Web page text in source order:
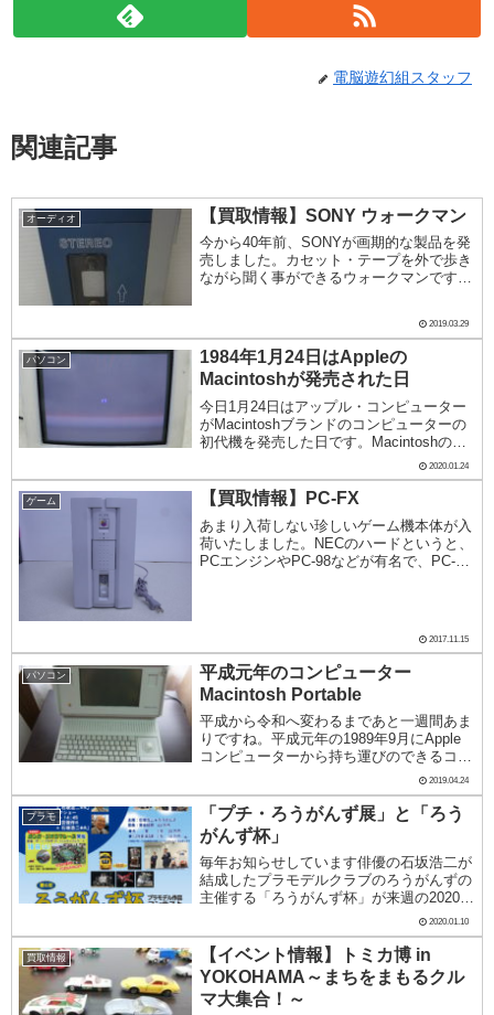
電脳遊幻組スタッフ
関連記事
オーディオ 【買取情報】SONY ウォークマン
今から40年前、SONYが画期的な製品を発
売しました。カセット・テープを外で歩き
ながら聞く事ができるウォークマンです。
れました。この初期モデルには初めての
試...
2019.03.29
パソコン
1984年1月24日はAppleの
Macintoshが発売された日
今日1月24日はアップル・コンピューター
がMacintoshブランドのコンピューターの
初代機を発売した日です。Macintoshの発
売にはスティーブ・ジョブズが大きくかか
わっているのですが、歴代のマシンを並べ
てみると同じMacintoshと...
2020.01.24
ゲーム 【買取情報】PC-FX
あまり入荷しない珍しいゲーム機本体が入
荷いたしました。NECのハードというと、
PCエンジンやPC-98などが有名で、PC-FX
2017.11.15
パソコン
平成元年のコンピューター
Macintosh Portable
平成から令和へ変わるまであと一週間あま
りですね。平成元年の1989年9月にApple
コンピューターから持ち運びのできるコン
ピューターが発売されました。Macintosh
Portableです。当時の価格でおよそ100万
円という価格でした。こ...
2019.04.24
プラモ
「プチ・ろうがんず展」と「ろう
がんず杯」
毎年お知らせしています俳優の石坂浩二が
結成したプラモデルクラブのろうがんずの
主催する「ろうがんず杯」が来週の2020年
1月19日に開催する予定です。本来は昨年
秋に開催予定でしたが台風の影響で中止さ
れました。1月のこの時期はろうがんず展
の方を...
2020.01.10
買取情報
【イベント情報】トミカ博 in
YOKOHAMA～まちをまもるクル
マ大集合！～